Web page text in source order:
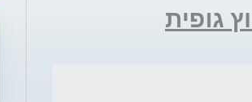
גופית